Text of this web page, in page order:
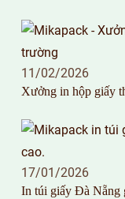
11/02/2026
Xưởng in hộp giấy
17/01/2026
In túi giấy Đà Nẵng